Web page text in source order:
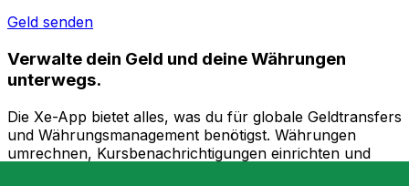
Geld senden
Verwalte dein Geld und deine Währungen
unterwegs.
Die Xe-App bietet alles, was du für globale Geldtransfers
und Währungsmanagement benötigst. Währungen
umrechnen, Kursbenachrichtigungen einrichten und